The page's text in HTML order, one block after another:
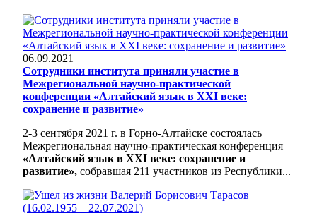
06.09.2021
Сотрудники института приняли участие в
Межрегиональной научно-практической
конференции «Алтайский язык в ХХI веке:
сохранение и развитие»
2-3 сентября 2021 г. в Горно-Алтайске состоялась
Межрегиональная научно-практическая конференция
«Алтайский язык в ХХI веке: сохранение и
развитие», собравшая 211 участников из Республики...